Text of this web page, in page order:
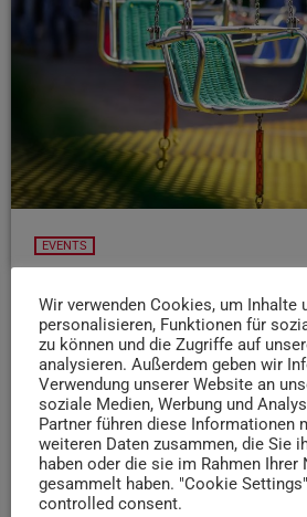
EVENTS
Heute feiert die Eurener Kirmes
Abschluss: Zur Nachkirmes
Festgelände in eine lebhafte
Essensstände und
und ab 20 Uhr sorgt die Coverband
Stimmung. Kommt vorbei und gönnt
letztes Mal das Eurener
today 28. AUGUST 2025
Wir verwenden Cookies, um Inhalte
personalisieren, Funktionen für
zu können und die Zugriffe auf
analysieren. Außerdem geben wir
Verwendung unserer Website an
soziale Medien, Werbung und
Partner führen diese Informationen
weiteren Daten zusammen, die Sie
haben oder die sie im Rahmen Ihrer
gesammelt haben. "Cookie
controlled consent.